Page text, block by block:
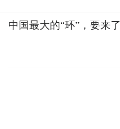
中国最大的“环”，要来了